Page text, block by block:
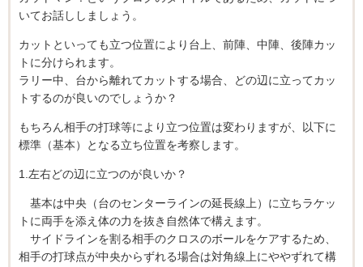
いてお話ししましょう。
カットといっても立つ位置により台上、前陣、中陣、後陣カッ
トに分けられます。
ラリー中、台から離れてカットする場合、どの辺に立ってカッ
トするのが良いのでしょうか？
もちろん相手の打球等により立つ位置は変わりますが、以下に
標準（基本）となる立ち位置を考察します。
1.左右どの辺に立つのが良いか？
基本は中央（台のセンターラインの延長線上）に立ちラケッ
トに両手を添え体の力を抜き自然体で構えます。
サイドラインを割る相手のクロスのボールをケアするため、
相手の打球点が中央からずれる場合は対角線上にややずれて構